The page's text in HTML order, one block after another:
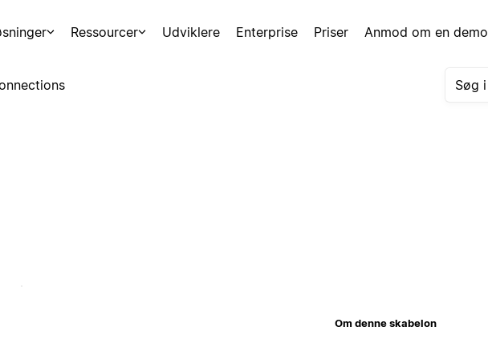
Ressourcer Udviklere Enterprise Priser Anmod om en demo
Om denne skabelon